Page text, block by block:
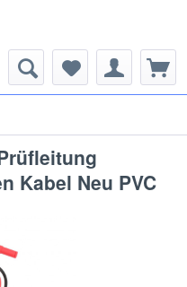
Kabel Neu PVC